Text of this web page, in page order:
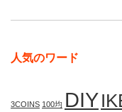
人気のワード
3COINS 100均 DIY